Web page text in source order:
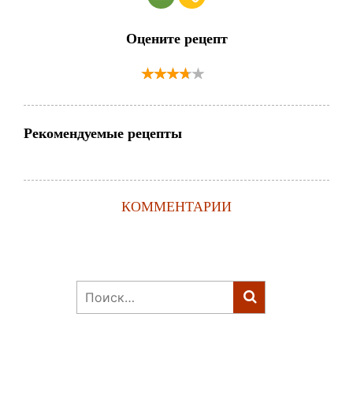
Оцените рецепт
Рекомендуемые рецепты
КОММЕНТАРИИ
Найти: